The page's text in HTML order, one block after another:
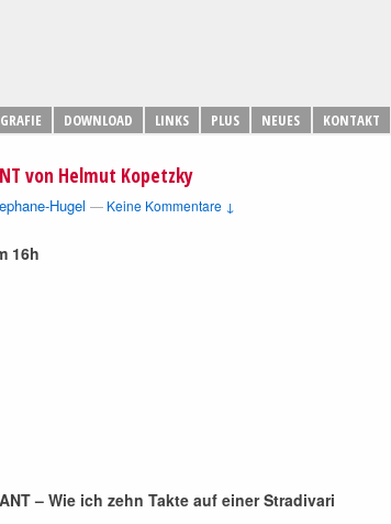
DOWNLOAD LINKS PLUS NEUES KONTAKT
von Helmut Kopetzky
Hugel — Keine Kommentare ↓
16h
– Wie ich zehn Takte auf einer Stradivari